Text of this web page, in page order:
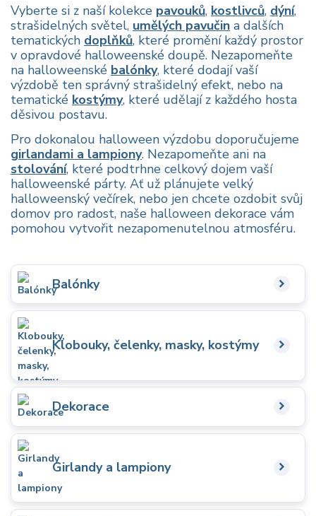
Vyberte si z naší kolekce pavouků, kostlivců, dýní,
strašidelných světel, umělých pavučin a dalších
tematických doplňků, které promění každý prostor
v opravdové halloweenské doupě. Nezapomeňte
na halloweenské balónky, které dodají vaší
výzdobě ten správný strašidelný efekt, nebo na
tematické kostýmy, které udělají z každého hosta
děsivou postavu.
Pro dokonalou halloween výzdobu doporučujeme
girlandami a lampiony. Nezapomeňte ani na
stolování, které podtrhne celkový dojem vaší
halloweenské párty. Ať už plánujete velký
halloweenský večírek, nebo jen chcete ozdobit svůj
domov pro radost, naše halloween dekorace vám
pomohou vytvořit nezapomenutelnou atmosféru.
Balónky
Klobouky, čelenky, masky, kostýmy
Dekorace
Girlandy a lampiony